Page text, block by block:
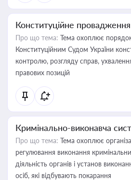
Конституційне провадження
Про що тема: Тема охоплює
Конституційним Судом України
контролю, розгляду справ,
правових позицій
Кримінально-виконавча
Про що тема: Тема охоплює
регулювання виконання
діяльність органів і установ
осіб, які відбувають покарання